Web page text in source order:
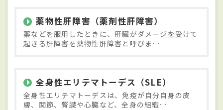
薬物性肝障害（薬剤性肝障害）
薬などを服用したときに、肝臓がダメージを受けて
起きる肝障害を薬物性肝障害と呼びま…
全身性エリテマトーデス（SLE）
全身性エリテマトーデスは、免疫が自分自身の皮
膚、関節、腎臓や心臓など、全身の組織…